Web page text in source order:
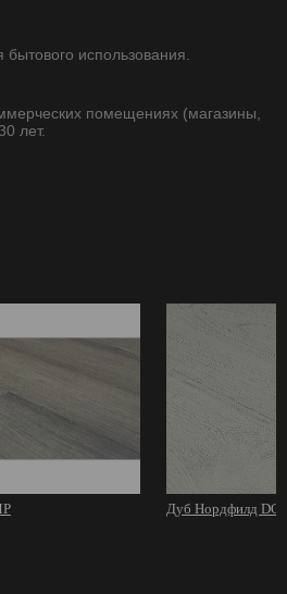
использования.
помещениях (магазины,
лет.
Дуб Нордфилд